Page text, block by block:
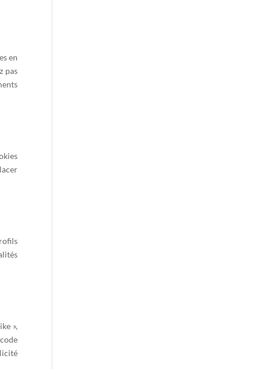
en
pas
»,